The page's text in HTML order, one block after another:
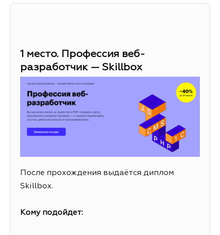
1 место. Профессия веб-
разработчик — Skillbox
После прохождения выдаётся диплом
Skillbox.
Кому подойдет: